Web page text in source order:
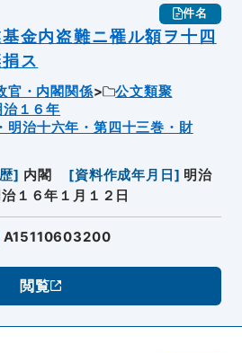
件名
金内盗難ニ罹ル額ヲ十四
ス
官・内閣関係
公文類聚
１６年
明治十六年・第四十三巻・財
] 内閣 [資料作成年月日 ] 明治
１６年１月１２日
A15110603200
閲覧